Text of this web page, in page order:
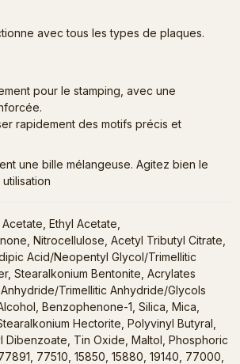
avec tous les types de plaques.
pour le stamping, avec une
rapidement des motifs précis et
une bille mélangeuse. Agitez bien le
Ethyl Acetate,
Nitrocellulose, Acetyl Tributyl Citrate,
Acid/Neopentyl Glycol/Trimellitic
Stearalkonium Bentonite, Acrylates
Trimellitic Anhydride/Glycols
Benzophenone-1, Silica, Mica,
Hectorite, Polyvinyl Butyral,
Dibenzoate, Tin Oxide, Maltol, Phosphoric
77510, 15850, 15880, 19140, 77000,